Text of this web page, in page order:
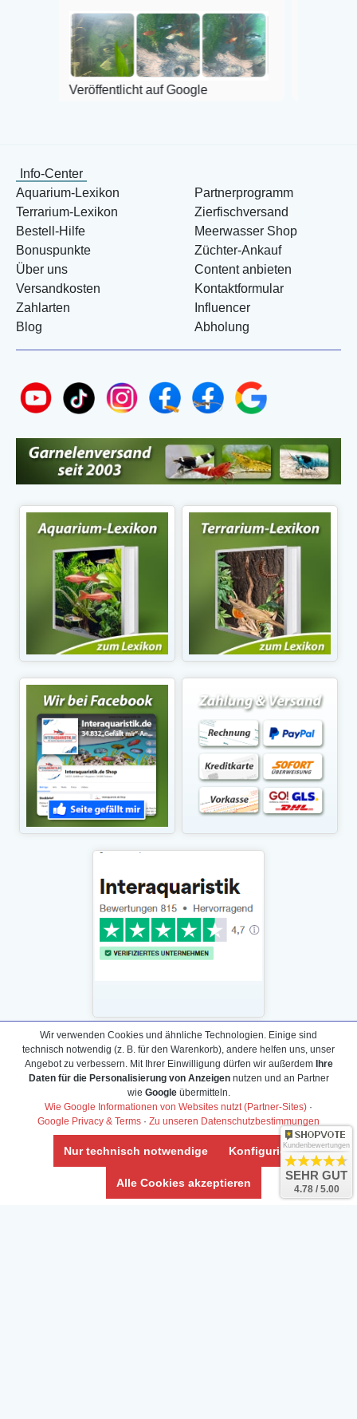
Veröffentlicht auf Google
Info-Center
Aquarium-Lexikon
Terrarium-Lexikon
Bestell-Hilfe
Bonuspunkte
Über uns
Versandkosten
Zahlarten
Blog
Partnerprogramm
Zierfischversand
Meerwasser Shop
Züchter-Ankauf
Content anbieten
Kontaktformular
Influencer
Abholung
Daten­schutz­erklärung
Widerrufs­recht /Widerrufs­formular
AGB & Info
Impressum
Umwelt und Entsorgung
Vertrag widerrufen
Wir verwenden Cookies und ähnliche Technologien. Einige sind
technisch notwendig (z. B. für den Warenkorb), andere helfen uns, unser
Angebot zu verbessern. Mit Ihrer Einwilligung dürfen wir außerdem Ihre
Daten für die Personalisierung von Anzeigennutzen und an Partner
wie Googleübermitteln.
Wie Google Informationen von Websites nutzt (Partner-Sites) ·
Google Privacy & Terms · Zu unseren Datenschutzbestimmungen
Nur technisch notwendige Konfigurieren
Alle Cookies akzeptieren
Kundenbewertungen
SEHR GUT
4.78 / 5.00